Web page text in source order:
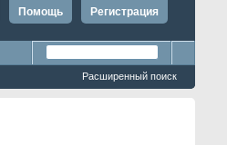
Регистрация
Помощь
Расширенный поиск